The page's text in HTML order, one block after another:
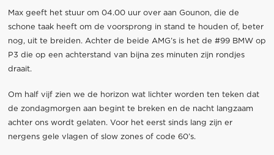
Max geeft het stuur om 04.00 uur over aan Gounon, die de
schone taak heeft om de voorsprong in stand te houden of, beter
nog, uit te breiden. Achter de beide AMG’s is het de #99 BMW op
P3 die op een achterstand van bijna zes minuten zijn rondjes
draait.
Om half vijf zien we de horizon wat lichter worden ten teken dat
de zondagmorgen aan begint te breken en de nacht langzaam
achter ons wordt gelaten. Voor het eerst sinds lang zijn er
nergens gele vlagen of slow zones of code 60’s.